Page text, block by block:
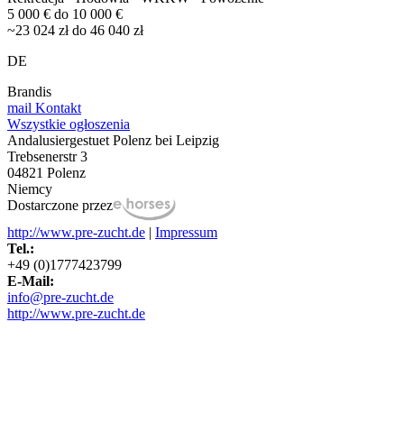
5 000 € do 10 000 €
~23 024 zł do 46 040 zł
DE
Brandis
mail Kontakt
Wszystkie ogłoszenia
Andalusiergestuet Polenz bei Leipzig
Trebsenerstr 3
04821 Polenz
Niemcy
Dostarczone przez
http://www.pre-zucht.de | Impressum
Tel.:
+49 (0)1777423799
E-Mail:
info@pre-zucht.de
http://www.pre-zucht.de